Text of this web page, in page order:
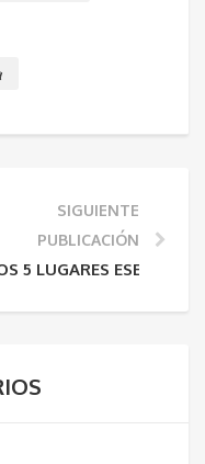
NAVARRA?
SIGUIENTE
PUBLICACIÓN
5 LUGARES